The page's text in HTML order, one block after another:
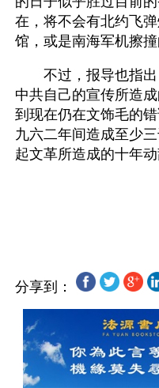
在，将不会有北约飞
馆，或是南海军机擦撞
不过，报导也指出
中共自己的宣传所造
到现在仍在文饰毛的
九六二年间造成至少
起文革所造成的十年动
分享到：